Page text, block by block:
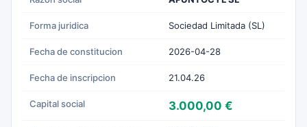
Forma juridica Sociedad Limitada (SL)
Fecha de constitucion 2026-04-28
Fecha de inscripcion 21.04.26
Capital social 3.000,00 €